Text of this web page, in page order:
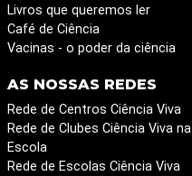
Livros que queremos ler
Café de Ciência
Vacinas - o poder da ciência
AS NOSSAS REDES
Rede de Centros Ciência Viva
Rede de Clubes Ciência Viva na
Escola
Rede de Escolas Ciência Viva